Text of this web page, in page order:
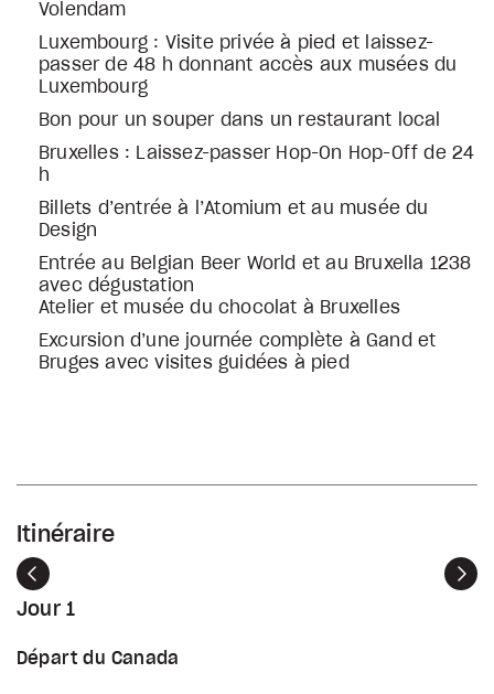
Volendam
Luxembourg : Visite privée à pied et laissez-
passer de 48 h donnant accès aux musées du
Luxembourg
Bon pour un souper dans un restaurant local
Bruxelles : Laissez-passer Hop-On Hop-Off de 24
h
Billets d’entrée à l’Atomium et au musée du
Design
Entrée au Belgian Beer World et au Bruxella 1238
avec dégustation
Atelier et musée du chocolat à Bruxelles
Excursion d’une journée complète à Gand et
Bruges avec visites guidées à pied
Itinéraire
Précédent
Jour 1
Départ du Canada